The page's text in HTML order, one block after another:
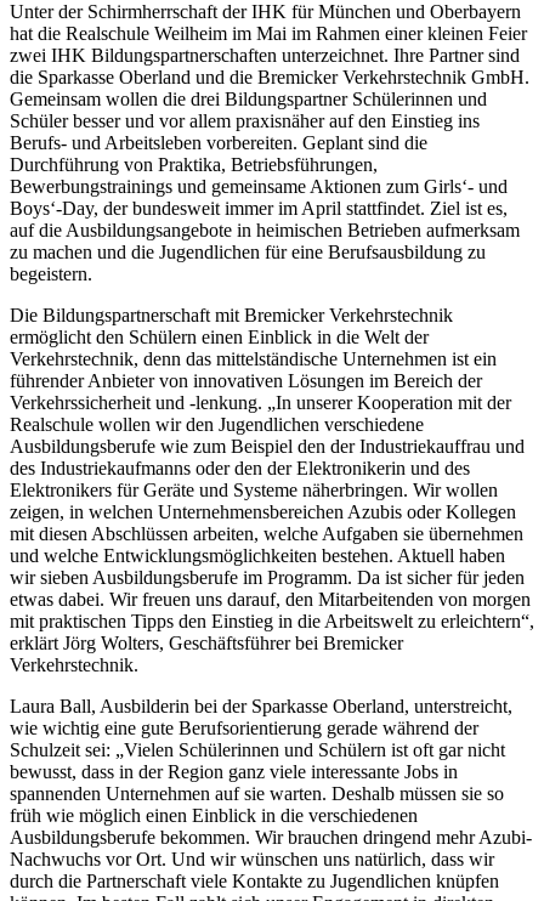
Unter der Schirmherrschaft der IHK für München und Oberbayern
hat die Realschule Weilheim im Mai im Rahmen einer kleinen Feier
zwei IHK Bildungspartnerschaften unterzeichnet. Ihre Partner sind
die Sparkasse Oberland und die Bremicker Verkehrstechnik GmbH.
Gemeinsam wollen die drei Bildungspartner Schülerinnen und
Schüler besser und vor allem praxisnäher auf den Einstieg ins
Berufs- und Arbeitsleben vorbereiten. Geplant sind die
Durchführung von Praktika, Betriebsführungen,
Bewerbungstrainings und gemeinsame Aktionen zum Girls‘- und
Boys‘-Day, der bundesweit immer im April stattfindet. Ziel ist es,
auf die Ausbildungsangebote in heimischen Betrieben aufmerksam
zu machen und die Jugendlichen für eine Berufsausbildung zu
begeistern.
Die Bildungspartnerschaft mit Bremicker Verkehrstechnik
ermöglicht den Schülern einen Einblick in die Welt der
Verkehrstechnik, denn das mittelständische Unternehmen ist ein
führender Anbieter von innovativen Lösungen im Bereich der
Verkehrssicherheit und -lenkung. „In unserer Kooperation mit der
Realschule wollen wir den Jugendlichen verschiedene
Ausbildungsberufe wie zum Beispiel den der Industriekauffrau und
des Industriekaufmanns oder den der Elektronikerin und des
Elektronikers für Geräte und Systeme näherbringen. Wir wollen
zeigen, in welchen Unternehmensbereichen Azubis oder Kollegen
mit diesen Abschlüssen arbeiten, welche Aufgaben sie übernehmen
und welche Entwicklungsmöglichkeiten bestehen. Aktuell haben
wir sieben Ausbildungsberufe im Programm. Da ist sicher für jeden
etwas dabei. Wir freuen uns darauf, den Mitarbeitenden von morgen
mit praktischen Tipps den Einstieg in die Arbeitswelt zu erleichtern“,
erklärt Jörg Wolters, Geschäftsführer bei Bremicker
Verkehrstechnik.
Laura Ball, Ausbilderin bei der Sparkasse Oberland, unterstreicht,
wie wichtig eine gute Berufsorientierung gerade während der
Schulzeit sei: „Vielen Schülerinnen und Schülern ist oft gar nicht
bewusst, dass in der Region ganz viele interessante Jobs in
spannenden Unternehmen auf sie warten. Deshalb müssen sie so
früh wie möglich einen Einblick in die verschiedenen
Ausbildungsberufe bekommen. Wir brauchen dringend mehr Azubi-
Nachwuchs vor Ort. Und wir wünschen uns natürlich, dass wir
durch die Partnerschaft viele Kontakte zu Jugendlichen knüpfen